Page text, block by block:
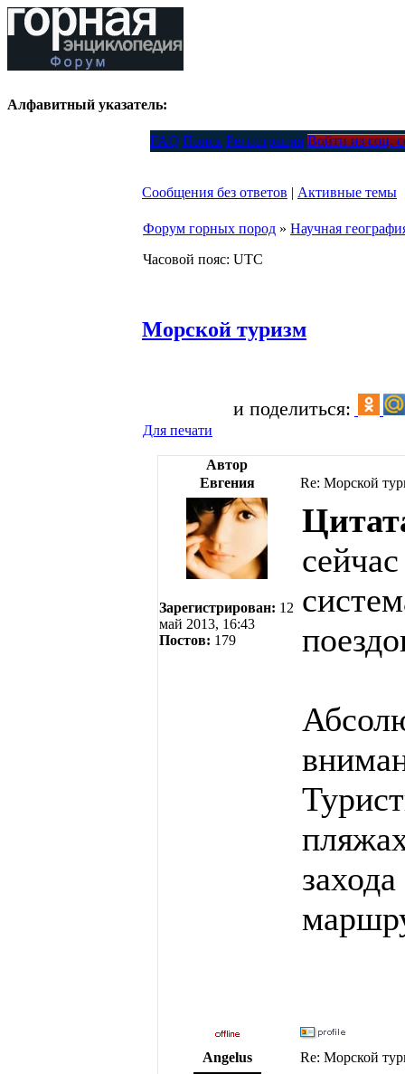
Алфавитный указатель:
FAQ Поиск Регистрация Войти из соц.
Сообщения без ответов | Активные темы
Форум горных пород » Научная
Часовой пояс: UTC
Морской туризм
и поделиться:
Для печати
Автор
Евгения
Re: Морской
Зарегистрирован: 12
май 2013, 16:43
Постов: 179
Angelus Re: Морской